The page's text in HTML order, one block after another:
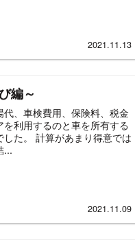
2021.11.13
編～
、車検費用、保険料、税金
利用するのと車を所有する
た。 計算があまり得意では
...
2021.11.09